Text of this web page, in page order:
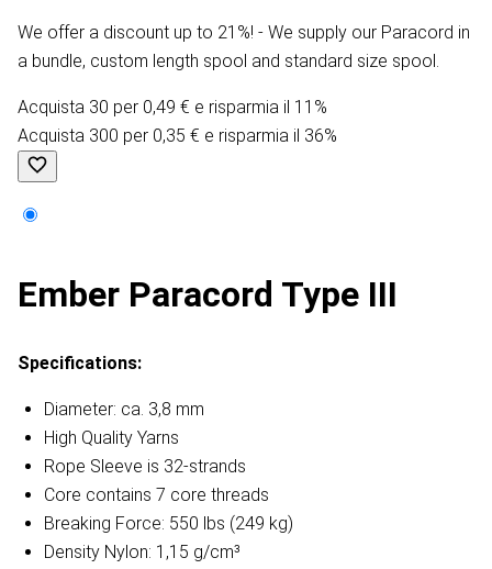
We offer a discount up to 21%! - We supply our Paracord in
a bundle, custom length spool and standard size spool.
Acquista 30 per 0,49 € e risparmia il 11%
Acquista 300 per 0,35 € e risparmia il 36%
Ember Paracord Type III
Specifications:
Diameter: ca. 3,8 mm
High Quality Yarns
Rope Sleeve is 32-strands
Core contains 7 core threads
Breaking Force: 550 lbs (249 kg)
Density Nylon: 1,15 g/cm³